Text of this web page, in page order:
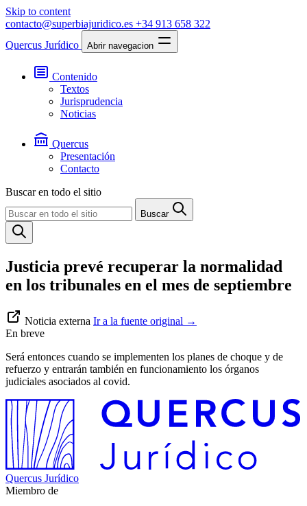
Skip to content
contacto@superbiajuridico.es +34 913 658 322
Quercus Jurídico
Abrir navegacion
Contenido
Textos
Jurisprudencia
Noticias
Quercus
Presentación
Contacto
Buscar en todo el sitio
Buscar
Justicia prevé recuperar la normalidad
en los tribunales en el mes de septiembre
Noticia externa Ir a la fuente original →
En breve
Será entonces cuando se implementen los planes de choque y de
refuerzo y entrarán también en funcionamiento los órganos
judiciales asociados al covid.
Quercus Jurídico
Miembro de